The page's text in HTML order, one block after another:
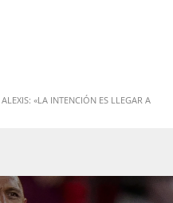
«LA INTENCIÓN ES LLEGAR A